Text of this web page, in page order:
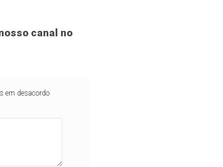
canal no
em desacordo